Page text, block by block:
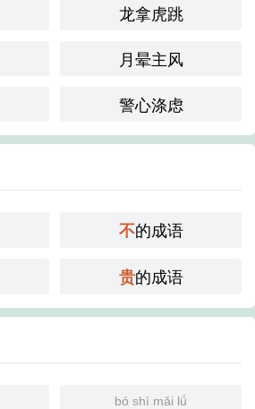
龙拿虎跳
月晕主风
警心涤虑
不的成语
贵的成语
bó shì mǎi lǘ